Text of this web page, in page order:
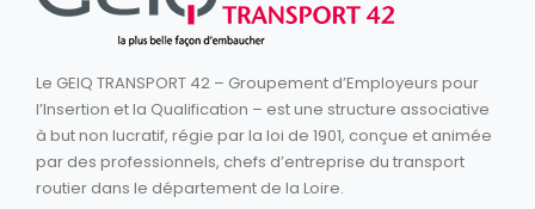
Le GEIQ TRANSPORT 42 – Groupement d’Employeurs pour
l’Insertion et la Qualification – est une structure associative
à but non lucratif, régie par la loi de 1901, conçue et animée
par des professionnels, chefs d’entreprise du transport
routier dans le département de la Loire.